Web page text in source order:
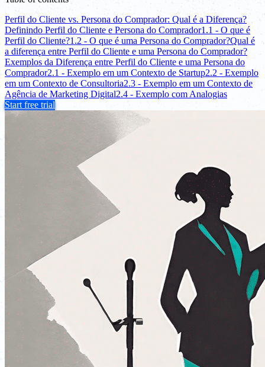
Perfil do Cliente vs. Persona do Comprador: Qual é a Diferença?
Definindo Perfil do Cliente e Persona do Comprador1.1 - O que é
Perfil do Cliente?1.2 - O que é uma Persona do Comprador?Qual é
a diferença entre Perfil do Cliente e uma Persona do Comprador?
Exemplos da Diferença entre Perfil do Cliente e uma Persona do
Comprador2.1 - Exemplo em um Contexto de Startup2.2 - Exemplo
em um Contexto de Consultoria2.3 - Exemplo em um Contexto de
Agência de Marketing Digital2.4 - Exemplo com Analogias
Start free trial